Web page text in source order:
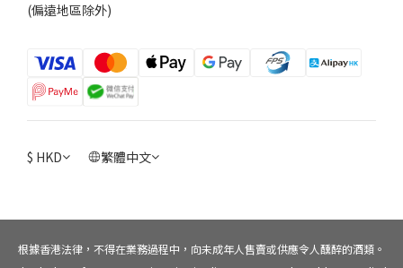
(偏遠地區除外)
$ HKD 繁體中文
根據香港法律，不得在業務過程中，向未成年人售賣或供應令人醺醉的酒類。